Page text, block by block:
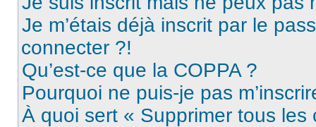
Je m’étais déjà inscrit par le
connecter ?!
Qu’est-ce que la COPPA ?
Pourquoi ne puis-je pas
À quoi sert « Supprimer tous les